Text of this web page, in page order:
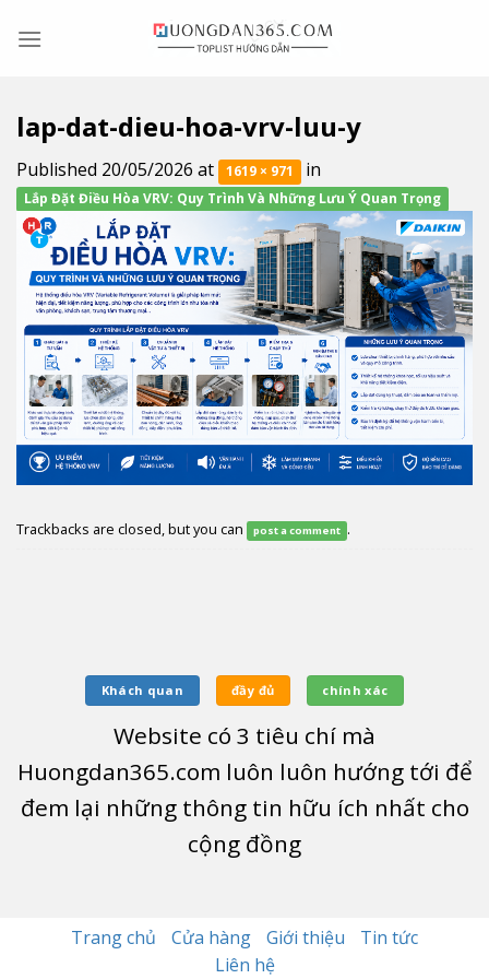
lap-dat-dieu-hoa-vrv-luu-y
Published 20/05/2026 at 1619 × 971 in
Lắp Đặt Điều Hòa VRV: Quy Trình Và Những Lưu Ý Quan Trọng
Trackbacks are closed, but you can post a comment .
Khách quan đầy đủ chính xác
Website có 3 tiêu chí mà
Huongdan365.com luôn luôn hướng tới để
đem lại những thông tin hữu ích nhất cho
cộng đồng
Trang chủ Cửa hàng Giới thiệu
Tin tức
Liên hệ